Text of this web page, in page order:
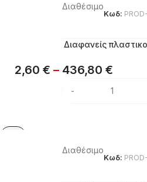
Διαθέσιμο
Κωδ:
Διαφανείς
2,60 € – 436,80 €
Διαθέσιμο
Κωδ: